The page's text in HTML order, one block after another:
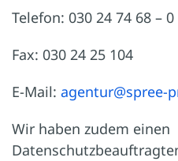
Telefon: 030 24 74 68 – 0
Fax: 030 24 25 104
E-Mail: agentur@spree-
Wir haben zudem einen